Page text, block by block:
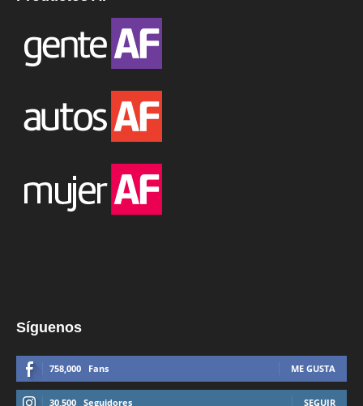
Síguenos
758,000 Fans ME GUSTA
30,500 Seguidores SEGUIR